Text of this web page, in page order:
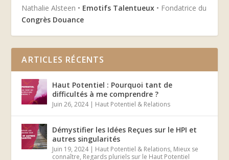
Nathalie Alsteen • Emotifs Talentueux • Fondatrice du
Congrès Douance
ARTICLES RÉCENTS
Haut Potentiel : Pourquoi tant de
difficultés à me comprendre ?
Juin 26, 2024| Haut Potentiel & Relations
Démystifier les Idées Reçues sur le HPI et
autres singularités
Juin 19, 2024| Haut Potentiel & Relations, Mieux se
connaître, Regards pluriels sur le Haut Potentiel